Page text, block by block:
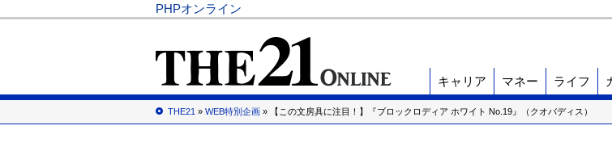
PHPオンライン
キャリア マネー ライフ
THE21 » WEB特別企画 » 【この文房具に注目！】『ブロックロディア ホワイト No.19』（クオバディス）